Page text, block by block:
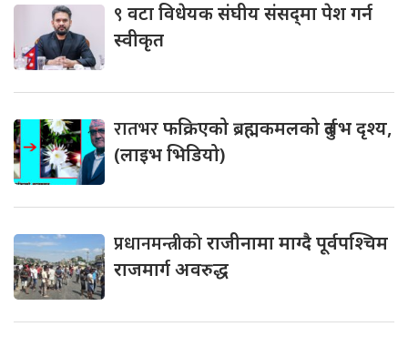
९ वटा विधेयक संघीय संसद्‌मा पेश गर्न
स्वीकृत
रातभरफक्रिएको ब्रह्मकमलको दुर्लभ दृश्य,
(लाइभ भिडियो)
प्रधानमन्त्रीकोराजीनामा माग्दै पूर्वपश्चिम
राजमार्ग अवरुद्ध